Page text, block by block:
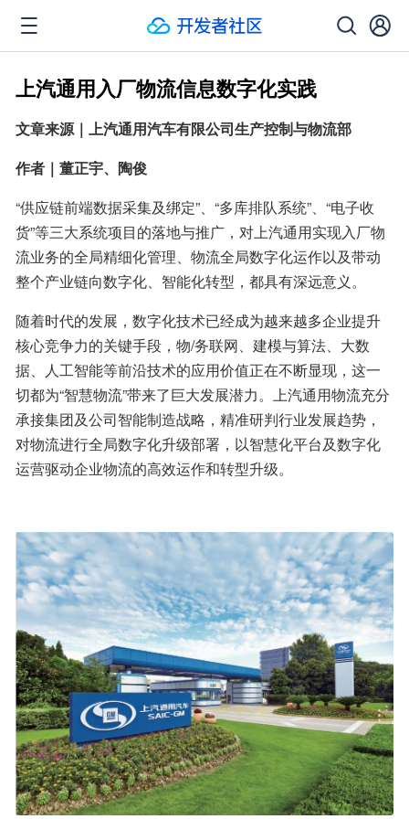
上汽通用入厂物流信息数字化实践
文章来源｜上汽通用汽车有限公司生产控制与物流部
作者｜董正宇、陶俊
“供应链前端数据采集及绑定”、“多库排队系统”、“电子收
货”等三大系统项目的落地与推广，对上汽通用实现入厂物
流业务的全局精细化管理、物流全局数字化运作以及带动
整个产业链向数字化、智能化转型，都具有深远意义。
随着时代的发展，数字化技术已经成为越来越多企业提升
核心竞争力的关键手段，物/务联网、建模与算法、大数
据、人工智能等前沿技术的应用价值正在不断显现，这一
切都为“智慧物流”带来了巨大发展潜力。上汽通用物流充分
承接集团及公司智能制造战略，精准研判行业发展趋势，
对物流进行全局数字化升级部署，以智慧化平台及数字化
运营驱动企业物流的高效运作和转型升级。